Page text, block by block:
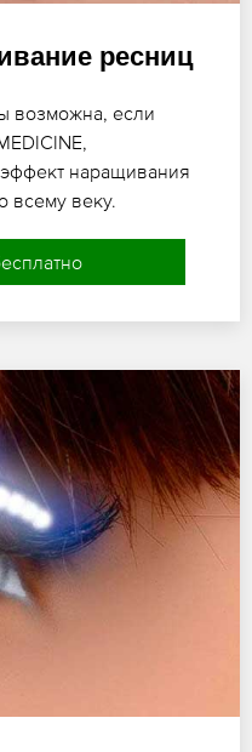
ресниц
возможна, если
наращивания
всему веку.